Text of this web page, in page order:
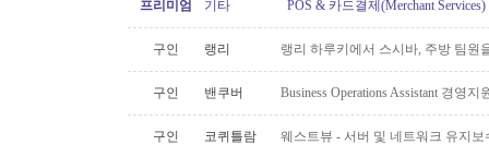
프리미엄 기타 POS & 카드결제(Merchant
구인 랭리 랭리 하루키에서 스시바, 주방 팀원
구인 밴쿠버 Business Operations Assistant 경영
구인 코퀴틀람 웨스트뷰 - 서버 및 네트워크 유지보